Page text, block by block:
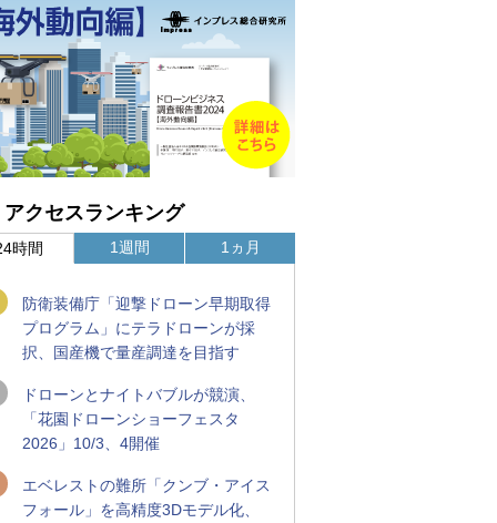
アクセスランキング
時間
防衛装備庁「迎撃ドローン早期取得
プログラム」にテラドローンが採
択、国産機で量産調達を目指す
ドローンとナイトバブルが競演、
「花園ドローンショーフェスタ
2026」10/3、4開催
エベレストの難所「クンブ・アイス
フォール」を高精度3Dモデル化、
1週間 1ヵ月